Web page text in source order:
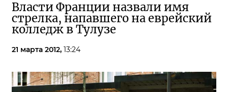
Власти Франции назвали имя
стрелка, напавшего на еврейский
колледж в Тулузе
21 марта 2012, 13:24